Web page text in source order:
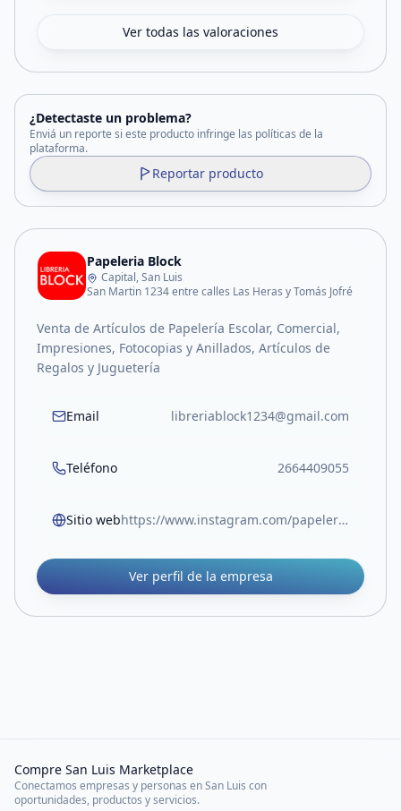
Ver todas las valoraciones
¿Detectaste un problema?
Enviá un reporte si este producto infringe las políticas de la
plataforma.
Reportar producto
Papeleria Block
Capital, San Luis
San Martin 1234 entre calles Las Heras y Tomás Jofré
Venta de Artículos de Papelería Escolar, Comercial,
Impresiones, Fotocopias y Anillados, Artículos de
Regalos y Juguetería
Email libreriablock1234@gmail.com
Teléfono 2664409055
Sitio web https://www.instagram.com/papeleriablock.sl?igsh=MW05Z3RocjUwOTlvOA%3D%3D
Ver perfil de la empresa
Compre San Luis Marketplace
Conectamos empresas y personas en San Luis con
oportunidades, productos y servicios.